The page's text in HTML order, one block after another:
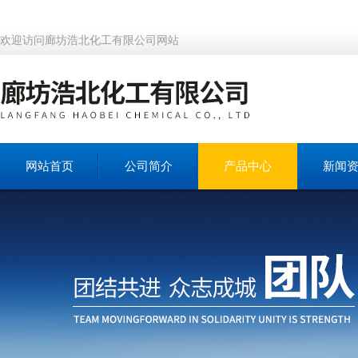
欢迎访问廊坊浩北化工有限公司网站
网站首页 公司简介 产品中心 新闻